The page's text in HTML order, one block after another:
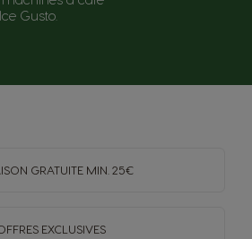
Gusto.
GRATUITE MIN. 25€
EXCLUSIVES